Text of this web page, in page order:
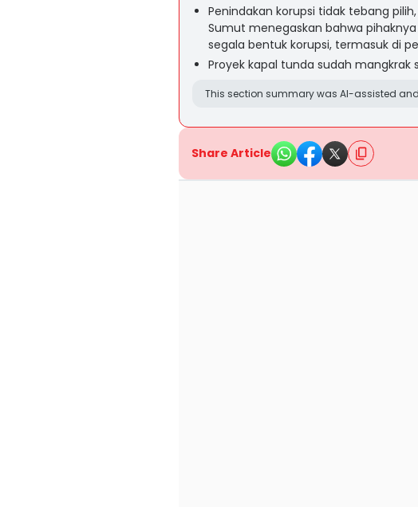
Penindakan korupsi tidak tebang
Sumut menegaskan bahwa
segala bentuk korupsi, termasuk di
Proyek kapal tunda sudah mangkrak
This section summary was AI-assisted
Share Article